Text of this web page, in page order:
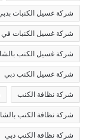
شركة غسيل الكنبات
شركة غسيل الكنبات في
شركة غسيل الكنب
شركة غسيل الكنب دبي
شركة نظافة الكنب
شركة نظافة الكنب
شركة نظافة الكنب دبي